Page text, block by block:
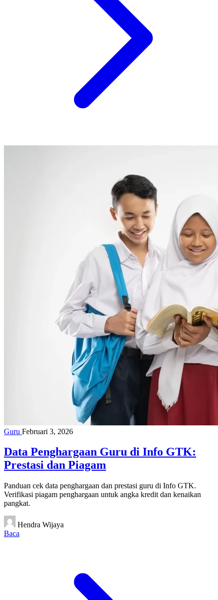
Guru Februari 3, 2026
Data Penghargaan Guru di Info GTK:
Prestasi dan Piagam
Panduan cek data penghargaan dan prestasi guru di Info GTK.
Verifikasi piagam penghargaan untuk angka kredit dan kenaikan
pangkat.
Hendra Wijaya
Baca